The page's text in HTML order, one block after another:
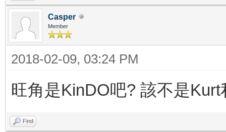
Casper
Member
2018-02-09, 03:24 PM
旺角是KinDO吧? 該不是
Find